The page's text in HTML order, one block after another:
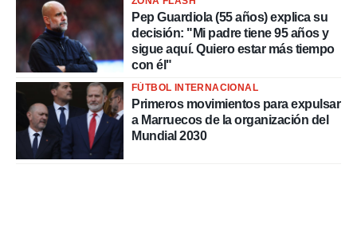
Pep Guardiola (55 años) explica su
decisión: "Mi padre tiene 95 años y
sigue aquí. Quiero estar más tiempo
con él"
FÚTBOL INTERNACIONAL
Primeros movimientos para expulsar
a Marruecos de la organización del
Mundial 2030